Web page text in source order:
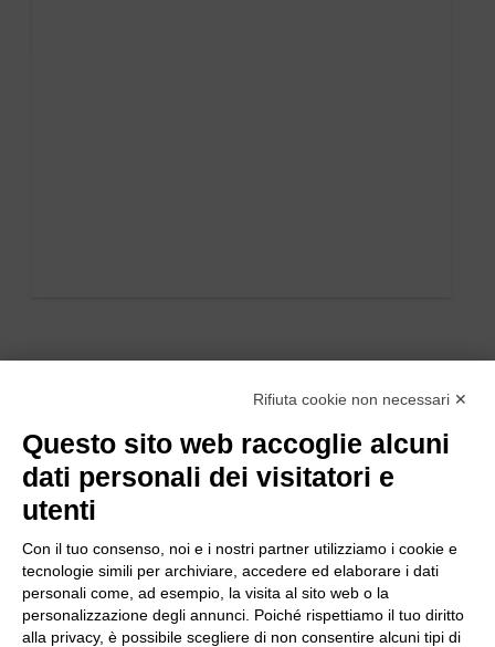
Rifiuta cookie non necessari ✕
Questo sito web raccoglie alcuni
dati personali dei visitatori e
utenti
Con il tuo consenso, noi e i nostri partner utilizziamo i cookie e
tecnologie simili per archiviare, accedere ed elaborare i dati
personali come, ad esempio, la visita al sito web o la
personalizzazione degli annunci. Poiché rispettiamo il tuo diritto
alla privacy, è possibile scegliere di non consentire alcuni tipi di